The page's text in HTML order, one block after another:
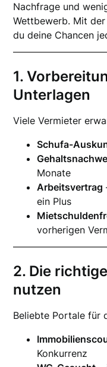
Nachfrage und
Wettbewerb. Mit
du deine Chancen
1.
Unterlagen
Viele Vermieter
Schufa-
Monate
Arbeitsvertrag
ein Plus
vorherigen
2. Die
nutzen
Beliebte Portale für
Konkurrenz